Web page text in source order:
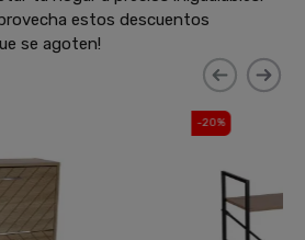
estos descuentos
se agoten!
-20%